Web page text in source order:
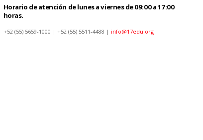
Horario de atención de lunes a viernes de 09:00 a 17:00
horas.
+52 (55) 5659-1000 | +52 (55) 5511-4488 | info@17edu.org